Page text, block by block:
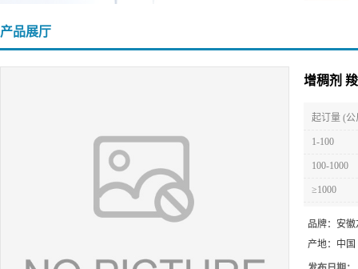
产品展厅
增稠剂
起订量 (公
1-100
100-1000
≥1000
品牌： 安徽
产地： 中国